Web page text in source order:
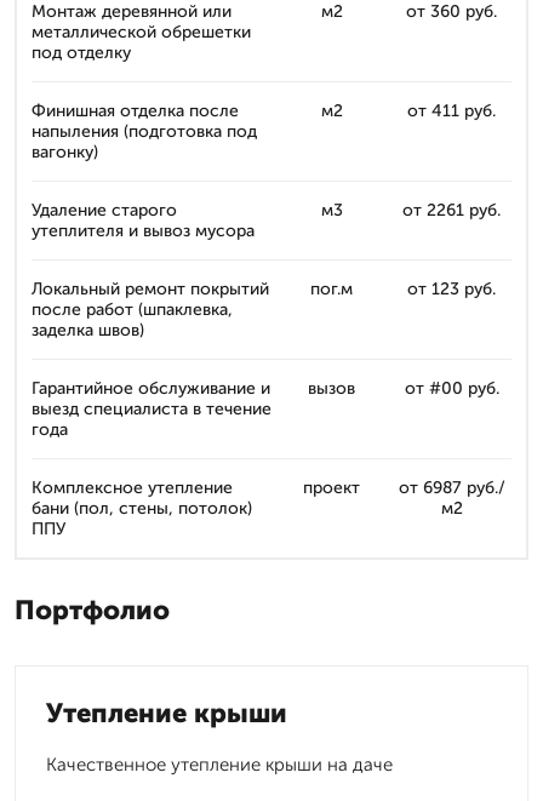
Монтаж деревянной или
металлической обрешетки
под отделку
м2 от 360 руб.
Финишная отделка после
напыления (подготовка под
вагонку)
м2 от 411 руб.
Удаление старого
утеплителя и вывоз мусора
м3 от 2261 руб.
Локальный ремонт покрытий
после работ (шпаклевка,
заделка швов)
пог.м от 123 руб.
Гарантийное обслуживание и
выезд специалиста в течение
года
вызов от #00 руб.
Комплексное утепление
бани (пол, стены, потолок)
ППУ
проект
от 6987 руб./
м2
Портфолио
Утепление крыши
Качественное утепление крыши на даче